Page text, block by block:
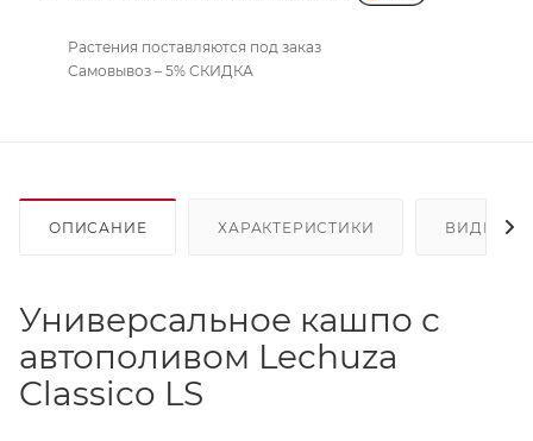
Растения поставляются под заказ
Самовывоз – 5% СКИДКА
ОПИСАНИЕ ХАРАКТЕРИСТИКИ ВИДЕО
Универсальное кашпо с
автополивом Lechuza
Classico LS